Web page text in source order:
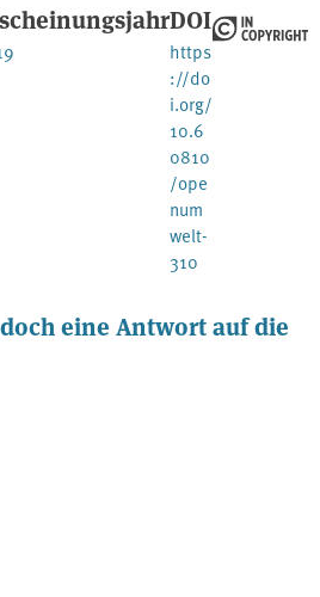
DOI
https
://do
i.org/
10.6
0810
/ope
num
welt-
310
eine Antwort auf die